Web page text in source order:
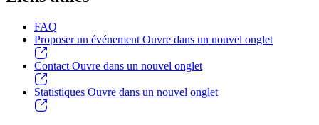
FAQ
Proposer un événement Ouvre dans un nouvel onglet
Contact Ouvre dans un nouvel onglet
Statistiques Ouvre dans un nouvel onglet